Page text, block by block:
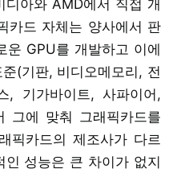
디아와 AMD에서 직접 개
카드 자체는 양사에서 판
운 GPU를 개발하고 이에
(기판, 비디오메모리, 전
, 기가바이트, 사파이어,
그에 맞춰 그래픽카드를
픽카드의 제조사가 다르
성능은 큰 차이가 없지